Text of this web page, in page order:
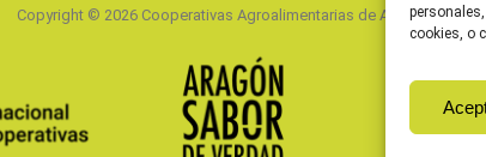
cookies, o
Copyright © 2026 Cooperativas Agroalimentarias de Aragón